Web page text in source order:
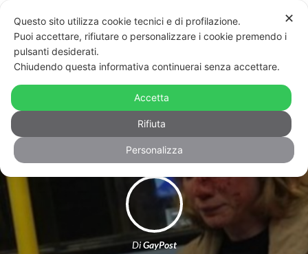
Londra, fuori su cauzione i 5 omofobi
che hanno aggredito Chris e Melania
DiGayPost
✕
Questo sito utilizza cookie tecnici e di profilazione.
Puoi accettare, rifiutare o personalizzare i cookie premendo i
pulsanti desiderati.
Chiudendo questa informativa continuerai senza accettare.
Accetta
Rifiuta
Personalizza